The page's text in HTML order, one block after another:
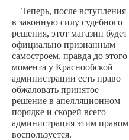
Теперь, после вступления
в законную силу судебного
решения, этот магазин будет
официально признанным
самостроем, правда до этого
момента у Краснообской
администрации есть право
обжаловать принятое
решение в апелляционном
порядке и скорей всего
администрация этим правом
воспользуется.